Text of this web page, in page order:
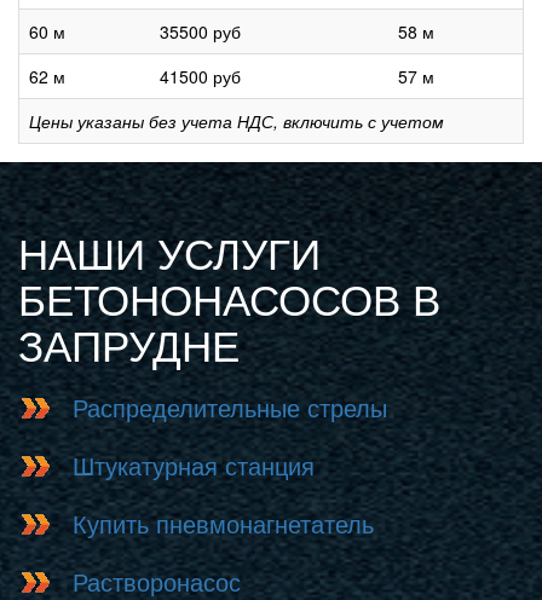
60 м
35500 руб
58 м
62 м
41500 руб
57 м
Цены указаны без учета НДС, включить с учетом
НАШИ УСЛУГИ
БЕТОНОНАСОСОВ В
ЗАПРУДНЕ
Распределительные стрелы
Штукатурная станция
Купить пневмонагнетатель
Растворонасос